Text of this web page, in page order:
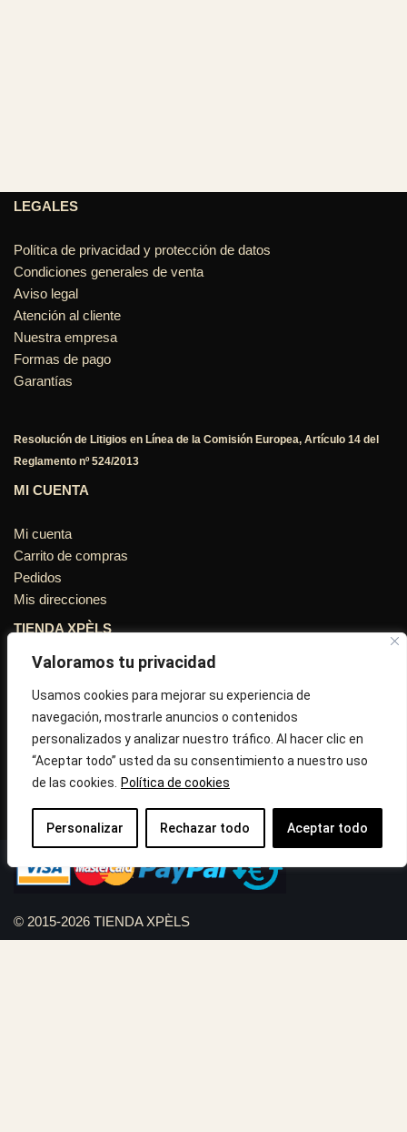
Valoramos tu privacidad
Usamos cookies para mejorar su experiencia de
navegación, mostrarle anuncios o contenidos
personalizados y analizar nuestro tráfico. Al hacer clic en
“Aceptar todo” usted da su consentimiento a nuestro uso
de las cookies.
Política de cookies
Personalizar Rechazar todo Aceptar todo
LEGALES
Política de privacidad y protección de datos
Condiciones generales de venta
Aviso legal
Atención al cliente
Nuestra empresa
Formas de pago
Garantías
Resolución de Litigios en Línea de la Comisión Europea, Artículo 14 del
Reglamento nº 524/2013
MI CUENTA
Mi cuenta
Carrito de compras
Pedidos
Mis direcciones
TIENDA XPÈLS
Avinguda Molins de Rei Nº 3
08755, Barcelona, Cataluña, España
Horario: Lun-Vie 09:30h a 13:30h y 16:45h a 20:00h - Sab
10:30h a 14:.00h
Correo:info@tiendaxpels.com
© 2015-2026 TIENDA XPÈLS